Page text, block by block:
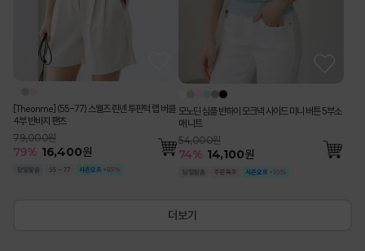
[Theonme] (55-77) 스웰즈 린넨 투핀턱 랩 버클
4부 반바지 팬츠
79,000원
79% 16,400원
모노딘 심플 반하이 모크넥 사이드 미니 버튼 5부소
매 니트
54,000원
74% 14,100원
더보기